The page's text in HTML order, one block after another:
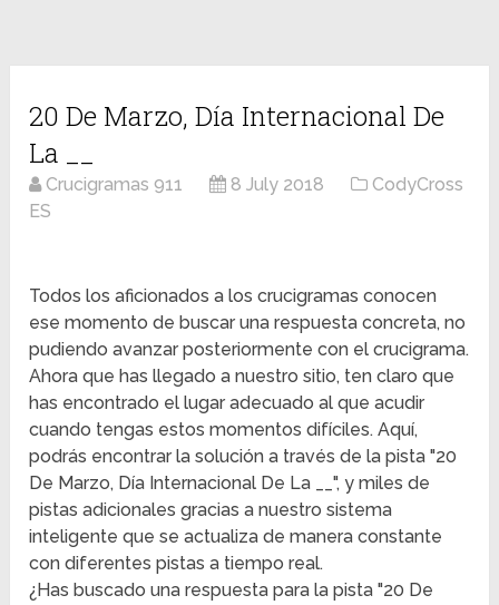
20 De Marzo, Día Internacional De
La __
Crucigramas 911 8 July 2018
CodyCross
ES
Todos los aficionados a los crucigramas conocen
ese momento de buscar una respuesta concreta, no
pudiendo avanzar posteriormente con el crucigrama.
Ahora que has llegado a nuestro sitio, ten claro que
has encontrado el lugar adecuado al que acudir
cuando tengas estos momentos difíciles. Aquí,
podrás encontrar la solución a través de la pista "20
De Marzo, Día Internacional De La __", y miles de
pistas adicionales gracias a nuestro sistema
inteligente que se actualiza de manera constante
con diferentes pistas a tiempo real.
¿Has buscado una respuesta para la pista "20 De